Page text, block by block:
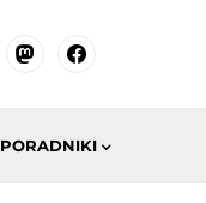
PORADNIKI